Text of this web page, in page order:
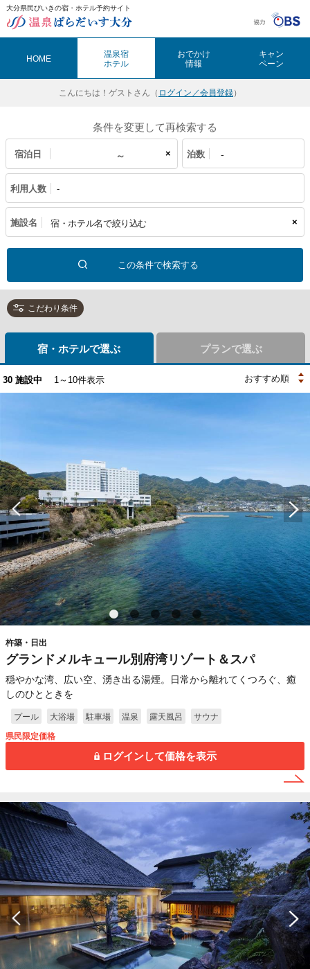
大分県民びいきの宿・ホテル予約サイト
HOME
温泉宿
ホテル
おでかけ
情報
キャン
ペーン
こんにちは！ ゲストさん（ ログイン／会員登録）
条件を変更して再検索する
宿泊日 × 泊数
利用人数 -
施設名 ×
こだわり条件
宿・ホテルで選ぶ プランで選ぶ
30 施設中 1～10件表示
杵築・日出
グランドメルキュール別府湾リゾート＆スパ
穏やかな湾、広い空、湧き出る湯煙。日常から離れてくつろぐ、癒
しのひとときを
プール 大浴場 駐車場 温泉 露天風呂 サウナ
県民限定価格
ログインして価格を表示